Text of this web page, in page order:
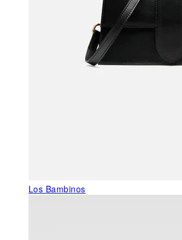
Los Bambinos